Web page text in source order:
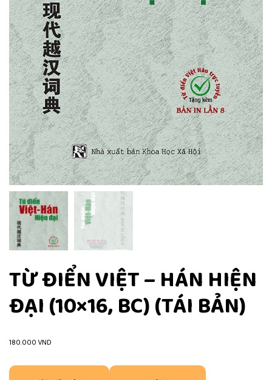
TỪ ĐIỂN VIỆT – HÁN HIỆN
ĐẠI (10×16, BC) (TÁI BẢN)
180.000 VND